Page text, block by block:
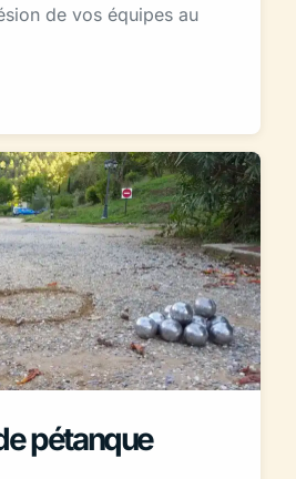
de vos équipes au
pétanque